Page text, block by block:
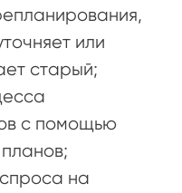
или
старый;
с помощью
на